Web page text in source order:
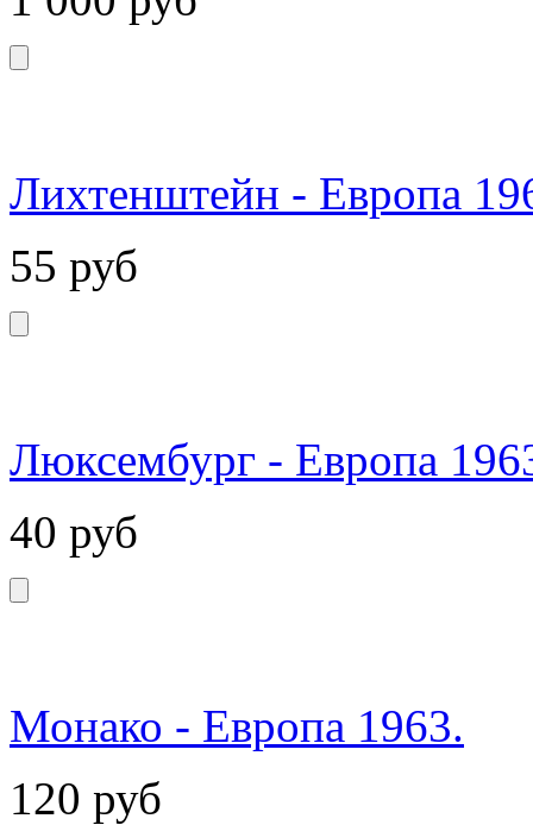
Лихтенштейн - Европа
55 руб
Люксембург - Европа
40 руб
Монако - Европа 1963.
120 руб